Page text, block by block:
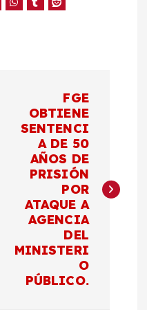
FGE
OBTIENE
SENTENCI
A DE 50
AÑOS DE
PRISIÓN
POR
ATAQUE A
AGENCIA
DEL
MINISTERI
O
PÚBLICO.